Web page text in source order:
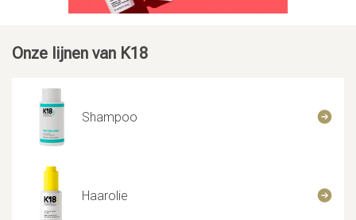
Onze lijnen van K18
Shampoo
Haarolie